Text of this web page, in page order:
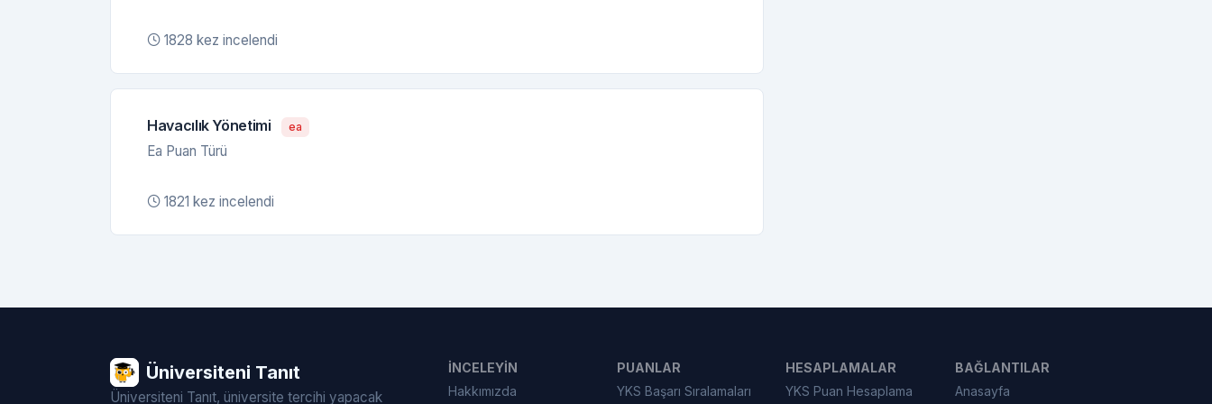
1828 kez incelendi
Havacılık Yönetimi ea
Ea Puan Türü
1821 kez incelendi
Üniversiteni Tanıt
Üniversiteni Tanıt, üniversite tercihi yapacak
İNCELEYIN
Hakkımızda
PUANLAR
YKS Başarı Sıralamaları
HESAPLAMALAR
YKS Puan Hesaplama
BAĞLANTILAR
Anasayfa